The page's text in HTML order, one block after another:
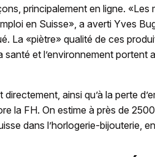
principalement en ligne. «Les
en Suisse», a averti Yves
La «piètre» qualité de ces
et l’environnement portent
ainsi qu’à la perte
la FH. On estime à près de
dans l’horlogerie-bijouterie,